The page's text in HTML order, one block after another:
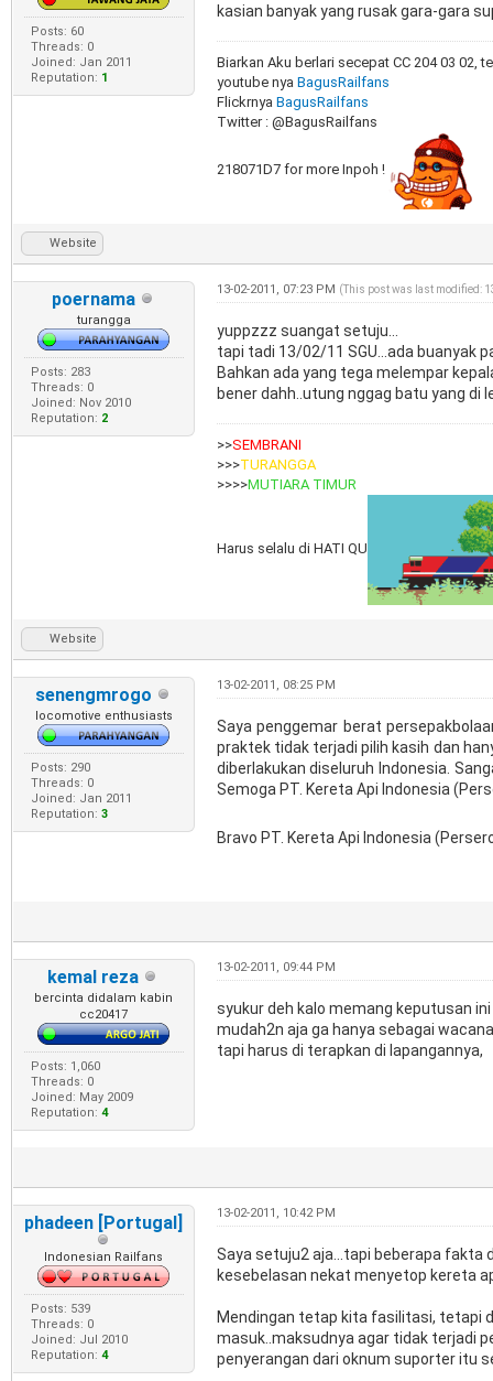
Posts: 60
Threads: 0
Joined: Jan 2011
Reputation: 1
kasian banyak yang rusak gara-gara
Biarkan Aku berlari secepat CC 204 03 02,
youtube nya BagusRailfans
Flickrnya BagusRailfans
Twitter : @BagusRailfans
218071D7 for more Inpoh !
Website
poernama
turangga
Posts: 283
Threads: 0
Joined: Nov 2010
Reputation: 2
13-02-2011, 07:23 PM (This post was last modified:
yuppzzz suangat setuju...
tapi tadi 13/02/11 SGU...ada buanyak
Bahkan ada yang tega melempar
bener dahh..utung nggag batu yang di
>>SEMBRANI
>>>TURANGGA
>>>>MUTIARA TIMUR
Harus selalu di HATI QU
Website
senengmrogo
locomotive enthusiasts
Posts: 290
Threads: 0
Joined: Jan 2011
Reputation: 3
13-02-2011, 08:25 PM
Saya penggemar berat
praktek tidak terjadi pilih kasih dan
diberlakukan diseluruh Indonesia.
Semoga PT. Kereta Api Indonesia
Bravo PT. Kereta Api Indonesia
kemal reza
bercinta didalam kabin
cc20417
Posts: 1,060
Threads: 0
Joined: May 2009
Reputation: 4
13-02-2011, 09:44 PM
syukur deh kalo memang keputusan ini
mudah2n aja ga hanya sebagai
tapi harus di terapkan di lapangannya,
phadeen [Portugal]
Indonesian Railfans
Posts: 539
Threads: 0
Joined: Jul 2010
Reputation: 4
13-02-2011, 10:42 PM
Saya setuju2 aja...tapi beberapa fakta
kesebelasan nekat menyetop kereta
Mendingan tetap kita fasilitasi, tetapi
masuk..maksudnya agar tidak terjadi
penyerangan dari oknum suporter itu